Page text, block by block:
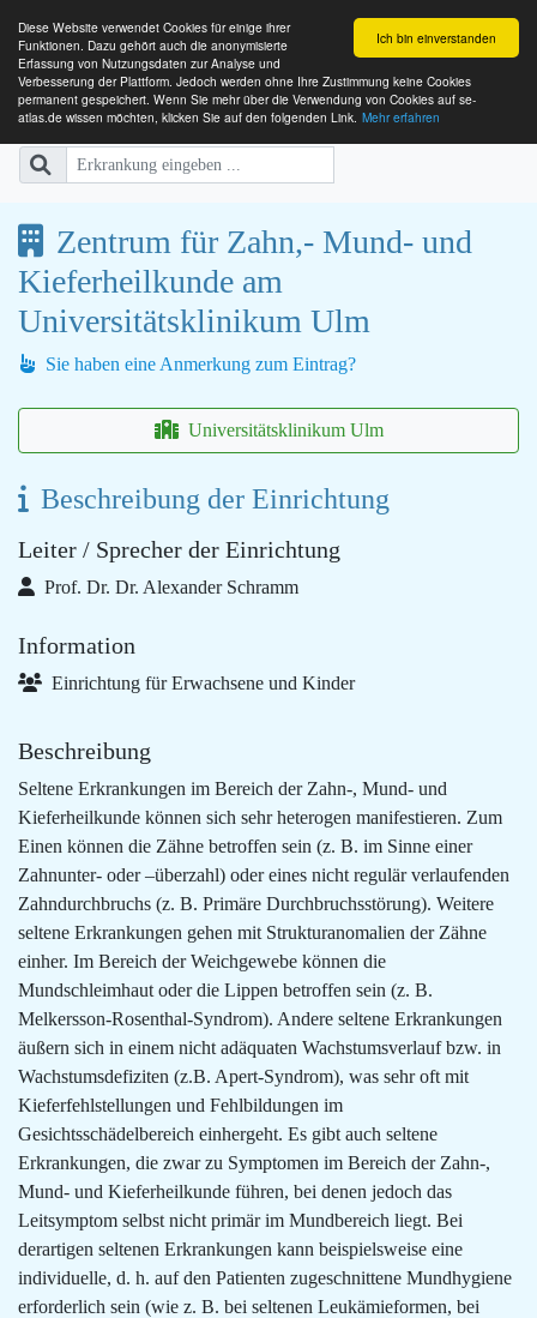
Ich bin einverstanden
Diese Website verwendet Cookies für einige ihrer
Funktionen. Dazu gehört auch die anonymisierte
Erfassung von Nutzungsdaten zur Analyse und
Verbesserung der Plattform. Jedoch werden ohne Ihre Zustimmung keine Cookies
permanent gespeichert. Wenn Sie mehr über die Verwendung von Cookies auf se-
atlas.de wissen möchten, klicken Sie auf den folgenden Link. Mehr erfahren
SE-ATLAS
Versorgungsatlas für Menschen
Zentrum für Zahn,- Mund- und
Kieferheilkunde am
Universitätsklinikum Ulm
Sie haben eine Anmerkung zum Eintrag?
Universitätsklinikum Ulm
Beschreibung der Einrichtung
Leiter / Sprecher der Einrichtung
Prof. Dr. Dr. Alexander Schramm
Information
Einrichtung für Erwachsene und Kinder
Beschreibung
Seltene Erkrankungen im Bereich der Zahn-, Mund- und
Kieferheilkunde können sich sehr heterogen manifestieren. Zum
Einen können die Zähne betroffen sein (z. B. im Sinne einer
Zahnunter- oder –überzahl) oder eines nicht regulär verlaufenden
Zahndurchbruchs (z. B. Primäre Durchbruchsstörung). Weitere
seltene Erkrankungen gehen mit Strukturanomalien der Zähne
einher. Im Bereich der Weichgewebe können die
Mundschleimhaut oder die Lippen betroffen sein (z. B.
Melkersson-Rosenthal-Syndrom). Andere seltene Erkrankungen
äußern sich in einem nicht adäquaten Wachstumsverlauf bzw. in
Wachstumsdefiziten (z.B. Apert-Syndrom), was sehr oft mit
Kieferfehlstellungen und Fehlbildungen im
Gesichtsschädelbereich einhergeht. Es gibt auch seltene
Erkrankungen, die zwar zu Symptomen im Bereich der Zahn-,
Mund- und Kieferheilkunde führen, bei denen jedoch das
Leitsymptom selbst nicht primär im Mundbereich liegt. Bei
derartigen seltenen Erkrankungen kann beispielsweise eine
individuelle, d. h. auf den Patienten zugeschnittene Mundhygiene
erforderlich sein (wie z. B. bei seltenen Leukämieformen, bei